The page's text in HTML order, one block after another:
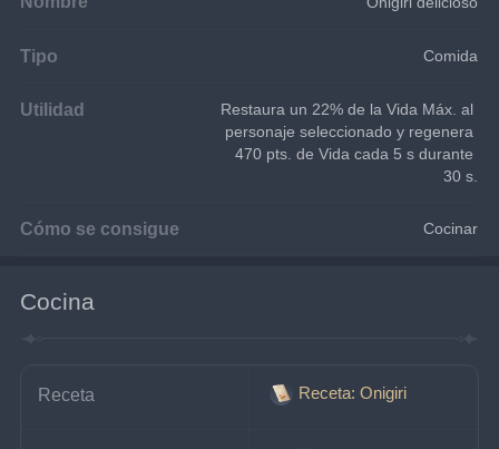
Tipo Comida
Utilidad
Restaura un 22% de la Vida Máx. al
personaje seleccionado y regenera
470 pts. de Vida cada 5 s durante
30 s.
Cómo se consigue Cocinar
Cocina
Receta Receta: Onigiri